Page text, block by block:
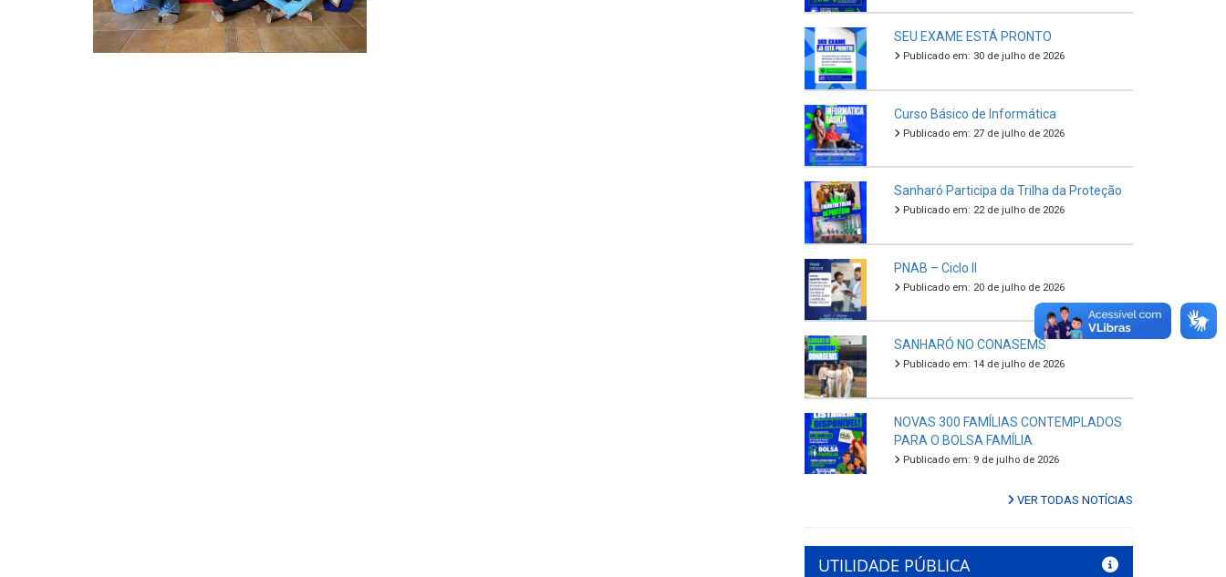
SEU EXAME ESTÁ PRONTO
Publicado em: 30 de julho de 2026
Curso Básico de Informática
Publicado em: 27 de julho de 2026
Sanharó Participa da Trilha da Proteção
Publicado em: 22 de julho de 2026
PNAB – Ciclo II
Publicado em: 20 de julho de 2026
SANHARÓ NO CONASEMS
Publicado em: 14 de julho de 2026
NOVAS 300 FAMÍLIAS CONTEMPLADOS
PARA O BOLSA FAMÍLIA
Publicado em: 9 de julho de 2026
VER TODAS NOTÍCIAS
UTILIDADE PÚBLICA